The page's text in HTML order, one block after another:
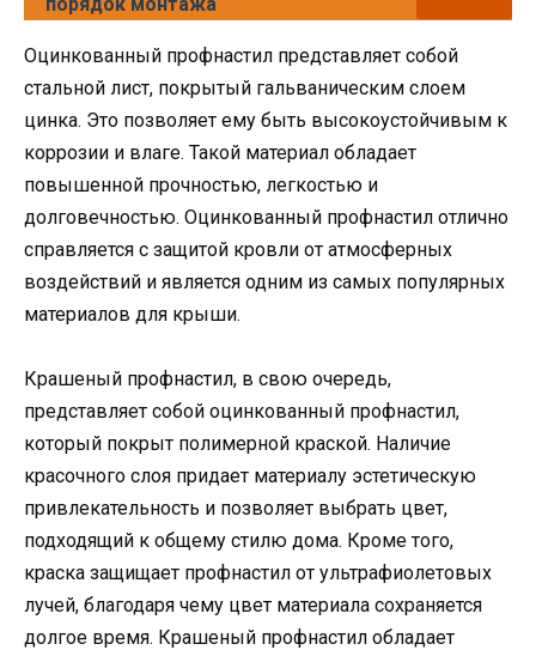
Оцинкованный профнастил представляет собой
стальной лист, покрытый гальваническим слоем
цинка. Это позволяет ему быть высокоустойчивым к
коррозии и влаге. Такой материал обладает
повышенной прочностью, легкостью и
долговечностью. Оцинкованный профнастил отлично
справляется с защитой кровли от атмосферных
воздействий и является одним из самых популярных
материалов для крыши.
Крашеный профнастил, в свою очередь,
представляет собой оцинкованный профнастил,
который покрыт полимерной краской. Наличие
красочного слоя придает материалу эстетическую
привлекательность и позволяет выбрать цвет,
подходящий к общему стилю дома. Кроме того,
краска защищает профнастил от ультрафиолетовых
лучей, благодаря чему цвет материала сохраняется
долгое время. Крашеный профнастил обладает